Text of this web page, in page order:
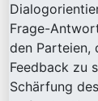
Frage-
den Parteien,
Feedback zu
Schärfung